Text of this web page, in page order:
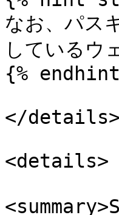
なお、パス
しているウ
{%
</details>
<details>